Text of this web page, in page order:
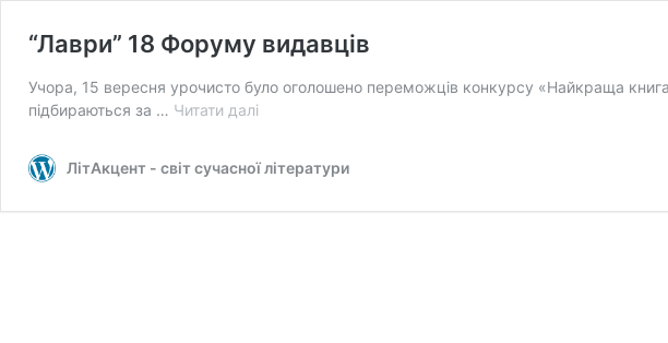
“Лаври” 18 Форуму видавців
Учора, 15 вересня урочисто було оголошено переможців конкурсу «Найкраща
підбираються за … Читати далі“Лаври”
видавців
ЛітАкцент - світ сучасної літератури